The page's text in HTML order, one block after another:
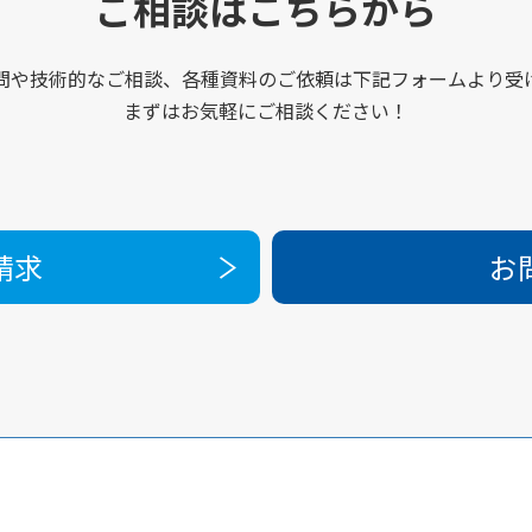
や技術的なご相談、各種資料のご依頼は下記フォームより受
まずはお気軽にご相談ください！
求 お